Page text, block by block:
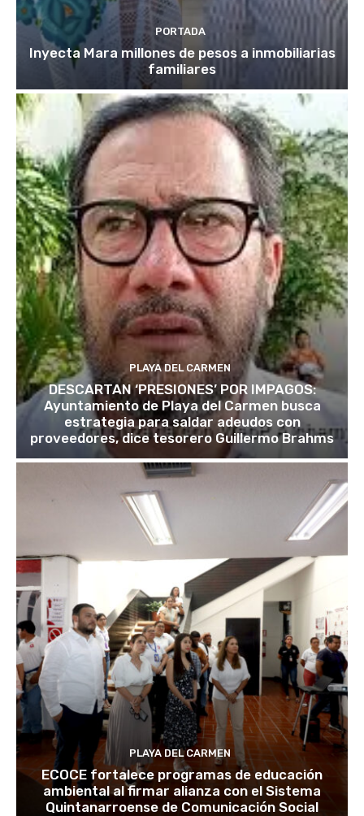
PORTADA
Inyecta Mara millones de pesos a inmobiliarias
familiares
PLAYA DEL CARMEN
DESCARTAN ‘PRESIONES’ POR IMPAGOS:
Ayuntamiento de Playa del Carmen busca
estrategia para saldar adeudos con
proveedores, dice tesorero Guillermo Brahms
PLAYA DEL CARMEN
ECOCE fortalece programas de educación
ambiental al firmar alianza con el Sistema
Quintanarroense de Comunicación Social